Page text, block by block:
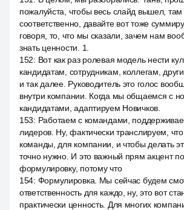
пожалуйста, чтобы весь слайд вышел,
соответственно, давайте вот тоже
говоря, то, что мы сказали, зачем нам
знать ценности. 1.
152: Вот как раз ролевая модель нести
кандидатам, сотрудникам, коллегам,
и так далее. Руководитель это голос
внутри компании. Когда мы общаемся с
кандидатами, адаптируем Новичков.
153: Работаем с командами,
лидеров. Ну, фактически транслируем,
команды, для компании, и чтобы делать
точно нужно. И это важный прям акцент
формулировку, потому что
154: Формулировка. Мы сейчас будем
ответственность для каждо, ну, это вот
практически ценность. Для многих